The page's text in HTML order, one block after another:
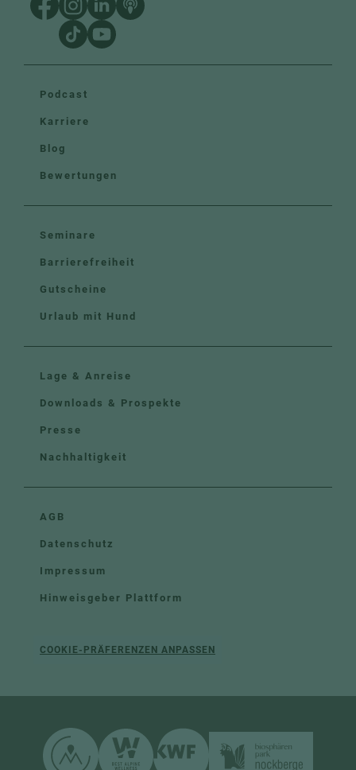
Podcast
Karriere
Blog
Bewertungen
Seminare
Barrierefreiheit
Gutscheine
Urlaub mit Hund
Lage & Anreise
Downloads & Prospekte
Presse
Nachhaltigkeit
AGB
Datenschutz
Impressum
Hinweisgeber Plattform
COOKIE-PRÄFERENZEN ANPASSEN